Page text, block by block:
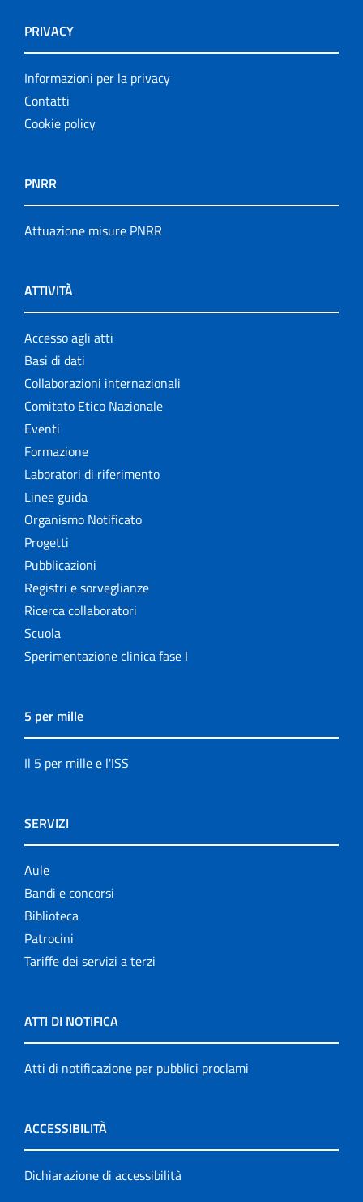
PRIVACY
Informazioni per la privacy
Contatti
Cookie policy
PNRR
Attuazione misure PNRR
ATTIVITÀ
Accesso agli atti
Basi di dati
Collaborazioni internazionali
Comitato Etico Nazionale
Eventi
Formazione
Laboratori di riferimento
Linee guida
Organismo Notificato
Progetti
Pubblicazioni
Registri e sorveglianze
Ricerca collaboratori
Scuola
Sperimentazione clinica fase I
5 per mille
Il 5 per mille e l'ISS
SERVIZI
Aule
Bandi e concorsi
Biblioteca
Patrocini
Tariffe dei servizi a terzi
ATTI DI NOTIFICA
Atti di notificazione per pubblici proclami
ACCESSIBILITÀ
Dichiarazione di accessibilità